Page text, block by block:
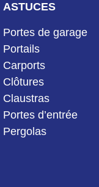
ASTUCES
Portes de garage
Portails
Carports
Clôtures
Claustras
Portes d’entrée
Pergolas